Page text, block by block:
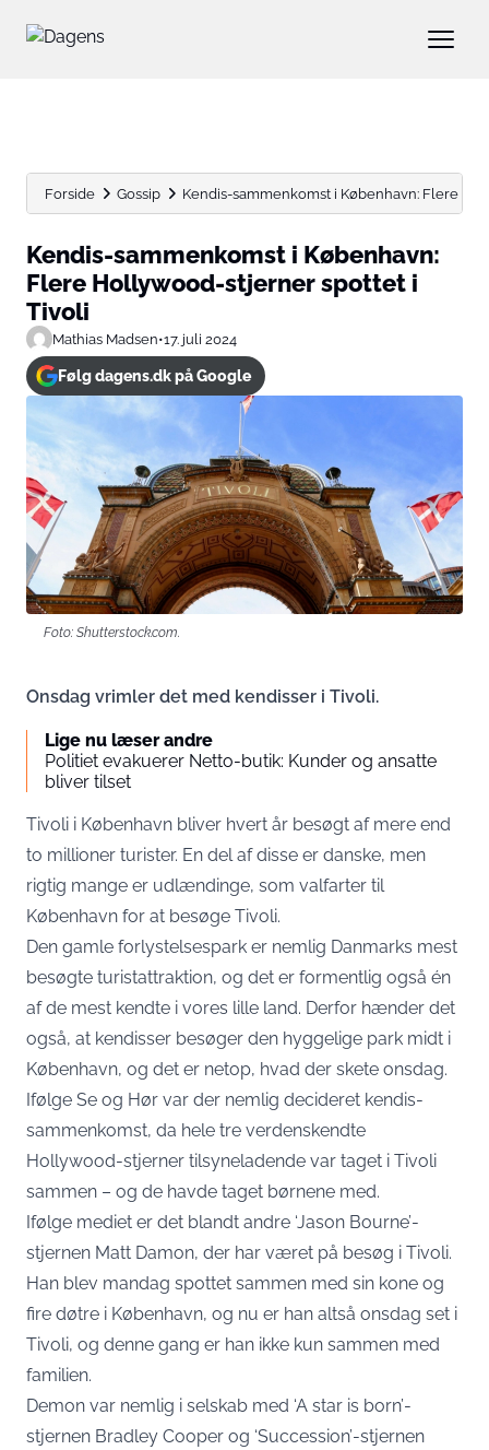
Forside Gossip Kendis-sammenkomst i København: Flere
Kendis-sammenkomst i København:
Flere Hollywood-stjerner spottet i
Tivoli
Mathias Madsen•17. juli 2024
Følg dagens.dk på Google
Foto: Shutterstock.com.
Onsdag vrimler det med kendisser i Tivoli.
Lige nu læser andre
Politiet evakuerer Netto-butik: Kunder og ansatte
bliver tilset
Tivoli i København bliver hvert år besøgt af mere end
to millioner turister. En del af disse er danske, men
rigtig mange er udlændinge, som valfarter til
København for at besøge Tivoli.
Den gamle forlystelsespark er nemlig Danmarks mest
besøgte turistattraktion, og det er formentlig også én
af de mest kendte i vores lille land. Derfor hænder det
også, at kendisser besøger den hyggelige park midt i
København, og det er netop, hvad der skete onsdag.
Ifølge Se og Hør var der nemlig decideret kendis-
sammenkomst, da hele tre verdenskendte
Hollywood-stjerner tilsyneladende var taget i Tivoli
sammen – og de havde taget børnene med.
Ifølge mediet er det blandt andre ‘Jason Bourne’-
stjernen Matt Damon, der har været på besøg i Tivoli.
Han blev mandag spottet sammen med sin kone og
fire døtre i København, og nu er han altså onsdag set i
Tivoli, og denne gang er han ikke kun sammen med
familien.
Demon var nemlig i selskab med ‘A star is born’-
stjernen Bradley Cooper og ‘Succession’-stjernen